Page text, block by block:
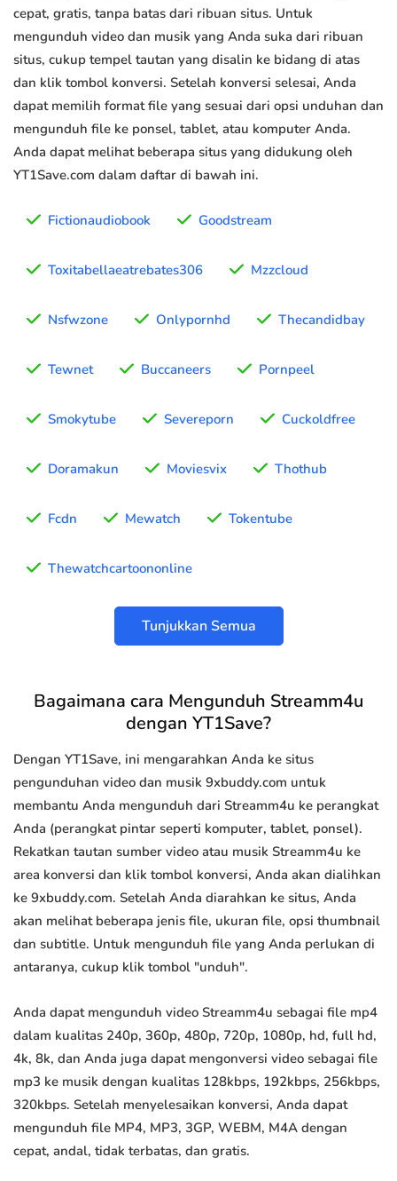
cepat, gratis, tanpa batas dari ribuan situs. Untuk
mengunduh video dan musik yang Anda suka dari ribuan
situs, cukup tempel tautan yang disalin ke bidang di atas
dan klik tombol konversi. Setelah konversi selesai, Anda
dapat memilih format file yang sesuai dari opsi unduhan dan
mengunduh file ke ponsel, tablet, atau komputer Anda.
Anda dapat melihat beberapa situs yang didukung oleh
YT1Save.com dalam daftar di bawah ini.
Fictionaudiobook Goodstream
Toxitabellaeatrebates306 Mzzcloud
Nsfwzone Onlypornhd Thecandidbay
Tewnet Buccaneers Pornpeel
Smokytube Severeporn Cuckoldfree
Doramakun Moviesvix Thothub
Fcdn Mewatch Tokentube
Thewatchcartoononline
Tunjukkan Semua
Bagaimana cara Mengunduh Streamm4u
dengan YT1Save?
Dengan YT1Save, ini mengarahkan Anda ke situs
pengunduhan video dan musik 9xbuddy.com untuk
membantu Anda mengunduh dari Streamm4u ke perangkat
Anda (perangkat pintar seperti komputer, tablet, ponsel).
Rekatkan tautan sumber video atau musik Streamm4u ke
area konversi dan klik tombol konversi, Anda akan dialihkan
ke 9xbuddy.com. Setelah Anda diarahkan ke situs, Anda
akan melihat beberapa jenis file, ukuran file, opsi thumbnail
dan subtitle. Untuk mengunduh file yang Anda perlukan di
antaranya, cukup klik tombol "unduh".
Anda dapat mengunduh video Streamm4u sebagai file mp4
dalam kualitas 240p, 360p, 480p, 720p, 1080p, hd, full hd,
4k, 8k, dan Anda juga dapat mengonversi video sebagai file
mp3 ke musik dengan kualitas 128kbps, 192kbps, 256kbps,
320kbps. Setelah menyelesaikan konversi, Anda dapat
mengunduh file MP4, MP3, 3GP, WEBM, M4A dengan
cepat, andal, tidak terbatas, dan gratis.